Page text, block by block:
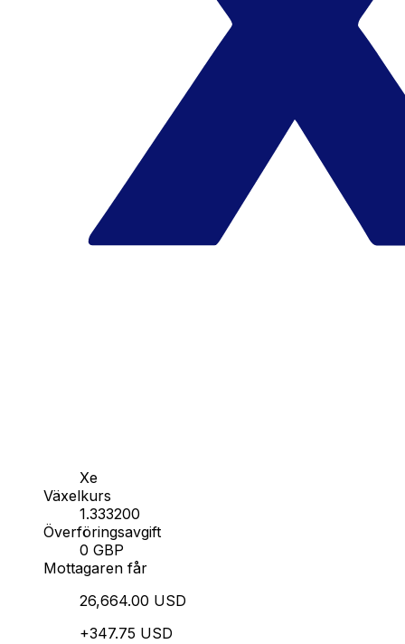
Xe
Växelkurs
1.333200
Överföringsavgift
0 GBP
Mottagaren får
26,664.00 USD
+347.75 USD